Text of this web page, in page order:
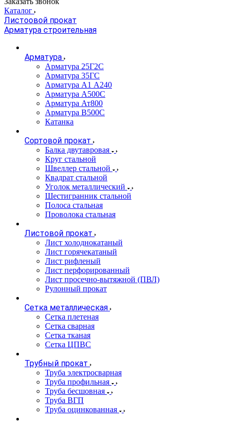
Каталог
Листоовой прокат
Арматура строительная
Арматура
Арматура 25Г2С
Арматура 35ГС
Арматура А1 А240
Арматура А500С
Арматура Ат800
Арматура В500С
Катанка
Сортовой прокат
Балка двутавровая
Круг стальной
Швеллер стальной
Квадрат стальной
Уголок металлический
Шестигранник стальной
Полоса стальная
Проволока стальная
Листовой прокат
Лист холоднокатаный
Лист горячекатаный
Лист рифленый
Лист перфорированный
Лист просечно-вытяжной (ПВЛ)
Рулонный прокат
Сетка металлическая
Сетка плетеная
Сетка сварная
Сетка тканая
Сетка ЦПВС
Трубный прокат
Труба электросварная
Труба профильная
Труба бесшовная
Труба ВГП
Труба оцинкованная